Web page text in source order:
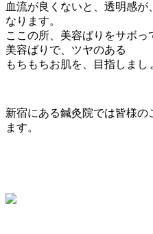
血流が良くないと、透明感が
なります。
ここの所、美容ばりをサボっ
美容ばりで、ツヤのある
もちもちお肌を、目指しまし
新宿にある鍼灸院では皆様の
ます。